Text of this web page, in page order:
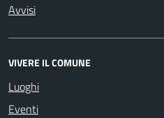
Avvisi
VIVERE IL COMUNE
Luoghi
Eventi